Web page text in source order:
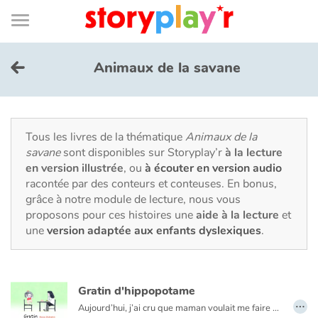
Connexion
Bibliothèque
de
page
Menu
Je me connecte
Tester gratuitement
Bibliothèque
Prix
Contes d'ici et d'ailleurs
Animaux de la savane
Tous les livres de la thématiqueAnimaux de la
savanesont disponibles sur Storyplay’rà la lecture
en version illustrée, ou à écouter en version audio
racontée par des conteurs et conteuses. En bonus,
grâce à notre module de lecture, nous vous
proposons pour ces histoires uneaide à la lecture et
uneversion adaptée aux enfants dyslexiques.
Gratin d'hippopotame
Aujourd’hui, j’ai cru que maman voulait me faire manger des spaghettis et de la salade. Quelle horreur !
…